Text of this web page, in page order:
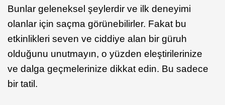
Bunlar geleneksel şeylerdir ve ilk deneyimi
olanlar için saçma görünebilirler. Fakat bu
etkinlikleri seven ve ciddiye alan bir güruh
olduğunu unutmayın, o yüzden eleştirilerinize
ve dalga geçmelerinize dikkat edin. Bu sadece
bir tatil.